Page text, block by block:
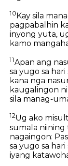
10Kay sila
pagpabalhin
inyong yuta,
kamo
11Apan ang
sa yugo sa
kana nga
kaugalingon
sila manag-
12Ug ako
sumala
nagaingon:
sa yugo sa
iyang